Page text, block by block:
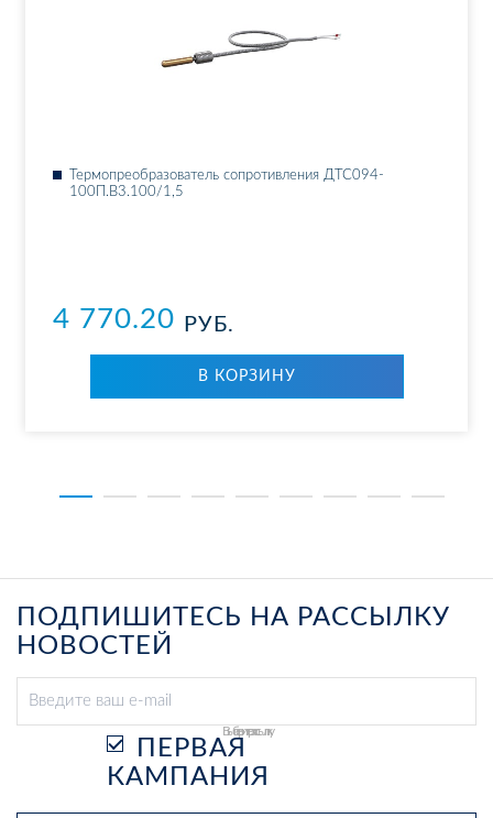
Тер­мо­пре­об­ра­зо­ва­тель со­про­тив­ле­ния ДТ­С094-
100П.В3.100/1,5
4 770.20 РУБ.
В КОР­ЗИ­НУ
ПОДПИШИТЕСЬ НА РАССЫЛКУ
НОВОСТЕЙ
Выберите рассылку
ПЕРВАЯ
КАМПАНИЯ